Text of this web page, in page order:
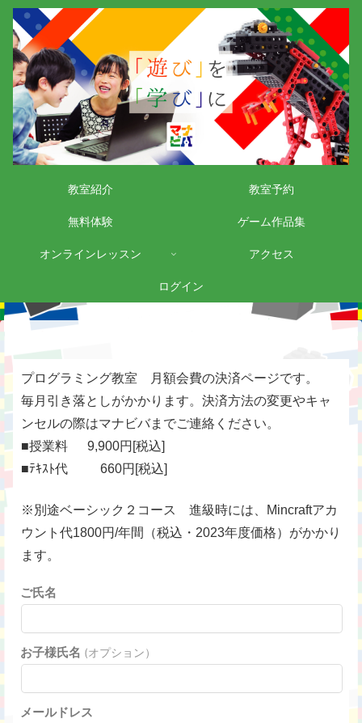
教室紹介 教室予約
無料体験 ゲーム作品集
オンラインレッスン アクセス
ログイン
プログラミング教室 月額会費の決済ページです。
毎月引き落としがかかります。決済方法の変更やキャ
ンセルの際はマナビバまでご連絡ください。
■授業料 9,900円[税込]
■ﾃｷｽﾄ代 660円[税込]
※別途ベーシック２コース 進級時には、Mincraftアカ
ウント代1800円/年間（税込・2023年度価格）がかかり
ます。
ご氏名
お子様氏名 (オプション）
メールドレス